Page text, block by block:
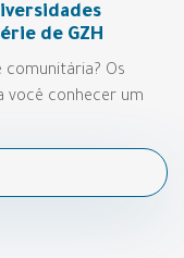
de GZH
comunitária? Os
você conhecer um